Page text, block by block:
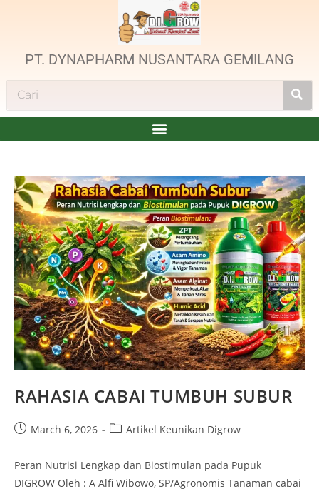
PT. DYNAPHARM NUSANTARA GEMILANG
RAHASIA CABAI TUMBUH SUBUR
March 6, 2026 Artikel Keunikan Digrow
Peran Nutrisi Lengkap dan Biostimulan pada Pupuk
DIGROW Oleh : A Alfi Wibowo, SP/Agronomis Tanaman cabai